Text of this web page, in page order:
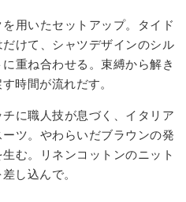
用いたセットアップ。タイド
けて、シャツデザインのシル
重ね合わせる。束縛から解き
時間が流れだす。
に職人技が息づく、イタリア
ツ。やわらいだブラウンの発
む。リネンコットンのニット
し込んで。